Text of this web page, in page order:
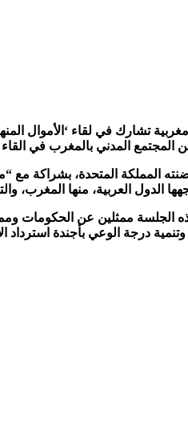
تشارك في لقاء ‘الأموال
المدني بالمغرب في القاء الذي
المملكة المتحدة، بشراكة مع
الدول العربية، منها المغرب،
الجلسة ممثلين عن الحكومات
وتنمية درجة الوعي بأجندة استرداد